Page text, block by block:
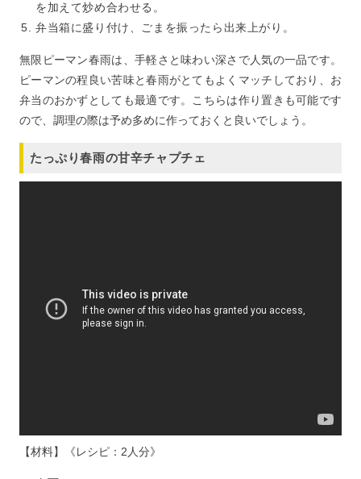
を加えて炒め合わせる。
弁当箱に盛り付け、ごまを振ったら出来上がり。
無限ピーマン春雨は、手軽さと味わい深さで人気の一品です。
ピーマンの程良い苦味と春雨がとてもよくマッチしており、お
弁当のおかずとしても最適です。こちらは作り置きも可能です
ので、調理の際は予め多めに作っておくと良いでしょう。
たっぷり春雨の甘辛チャプチェ
【材料】《レシピ：2人分》